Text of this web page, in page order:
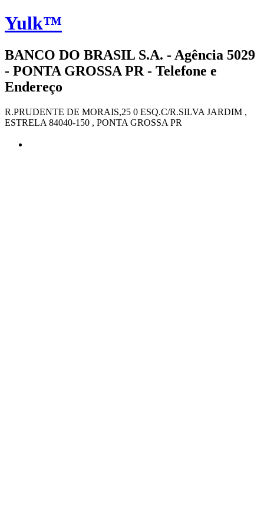
Yulk™
BANCO DO BRASIL S.A. - Agência 5029
- PONTA GROSSA PR - Telefone e
Endereço
R.PRUDENTE DE MORAIS,25 0 ESQ.C/R.SILVA JARDIM ,
ESTRELA 84040-150 , PONTA GROSSA PR